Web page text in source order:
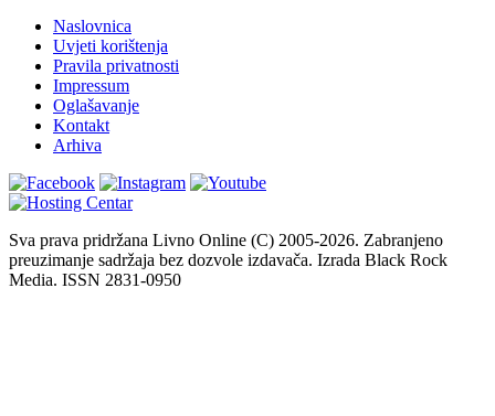
Naslovnica
Uvjeti korištenja
Pravila privatnosti
Impressum
Oglašavanje
Kontakt
Arhiva
Sva prava pridržana Livno Online (C) 2005-2026. Zabranjeno
preuzimanje sadržaja bez dozvole izdavača. Izrada Black Rock
Media. ISSN 2831-0950